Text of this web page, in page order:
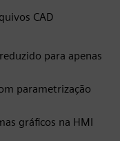
CAD
para apenas
parametrização
gráficos na HMI